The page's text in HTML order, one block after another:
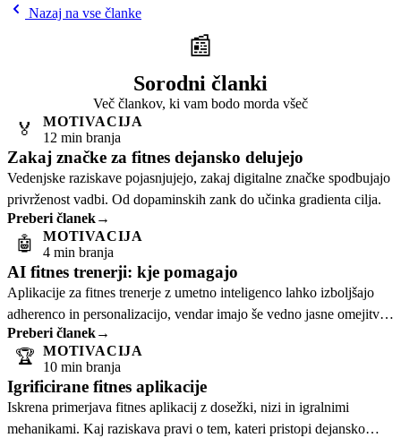
Nazaj na vse članke
📰
Sorodni članki
Več člankov, ki vam bodo morda všeč
🏅
MOTIVACIJA
12 min branja
Zakaj značke za fitnes dejansko delujejo
Vedenjske raziskave pojasnjujejo, zakaj digitalne značke spodbujajo
privrženost vadbi. Od dopaminskih zank do učinka gradienta cilja.
Preberi članek→
🤖
MOTIVACIJA
4 min branja
AI fitnes trenerji: kje pomagajo
Aplikacije za fitnes trenerje z umetno inteligenco lahko izboljšajo
adherenco in personalizacijo, vendar imajo še vedno jasne omejitve
glede popravljanja.
Preberi članek→
🏆 MOTIVACIJA
10 min branja
Igrificirane fitnes aplikacije
Iskrena primerjava fitnes aplikacij z dosežki, nizi in igralnimi
mehanikami. Kaj raziskava pravi o tem, kateri pristopi dejansko